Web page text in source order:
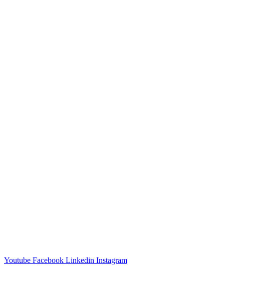
Youtube Facebook Linkedin Instagram